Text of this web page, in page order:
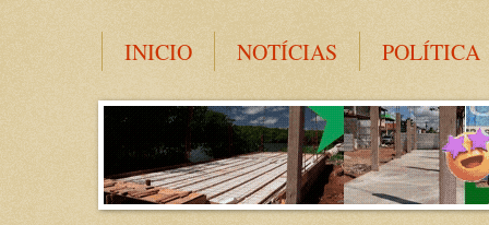
INICIO NOTÍCIAS POLÍTICA